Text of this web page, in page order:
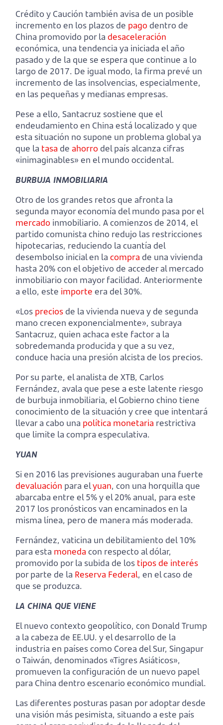
Crédito y Caución también avisa de un posible
incremento en los plazos de pago dentro de
China promovido por la desaceleración
económica, una tendencia ya iniciada el año
pasado y de la que se espera que continue a lo
largo de 2017. De igual modo, la firma prevé un
incremento de las insolvencias, especialmente,
en las pequeñas y medianas empresas.
Pese a ello, Santacruz sostiene que el
endeudamiento en China está localizado y que
esta situación no supone un problema global ya
que la tasa de ahorro del país alcanza cifras
«inimaginables» en el mundo occidental.
BURBUJA INMOBILIARIA
Otro de los grandes retos que afronta la
segunda mayor economía del mundo pasa por el
mercado inmobiliario. A comienzos de 2014, el
partido comunista chino redujo las restricciones
hipotecarias, reduciendo la cuantía del
desembolso inicial en la compra de una vivienda
hasta 20% con el objetivo de acceder al mercado
inmobiliario con mayor facilidad. Anteriormente
a ello, este importe era del 30%.
«Los precios de la vivienda nueva y de segunda
mano crecen exponencialmente», subraya
Santacruz, quien achaca este factor a la
sobredemanda producida y que a su vez,
conduce hacia una presión alcista de los precios.
Por su parte, el analista de XTB, Carlos
Fernández, avala que pese a este latente riesgo
de burbuja inmobiliaria, el Gobierno chino tiene
conocimiento de la situación y cree que intentará
llevar a cabo una política monetaria restrictiva
que limite la compra especulativa.
YUAN
Si en 2016 las previsiones auguraban una fuerte
devaluación para elyuan, con una horquilla que
abarcaba entre el 5% y el 20% anual, para este
2017 los pronósticos van encaminados en la
misma línea, pero de manera más moderada.
Fernández, vaticina un debilitamiento del 10%
para esta moneda con respecto al dólar,
promovido por la subida de los tipos de interés
por parte de la Reserva Federal, en el caso de
que se produzca.
LA CHINA QUE VIENE
El nuevo contexto geopolítico, con Donald Trump
a la cabeza de EE.UU. y el desarrollo de la
industria en países como Corea del Sur, Singapur
o Taiwán, denominados «Tigres Asiáticos»,
promueven la configuración de un nuevo papel
para China dentro escenario económico mundial.
Las diferentes posturas pasan por adoptar desde
una visión más pesimista, situando a este país